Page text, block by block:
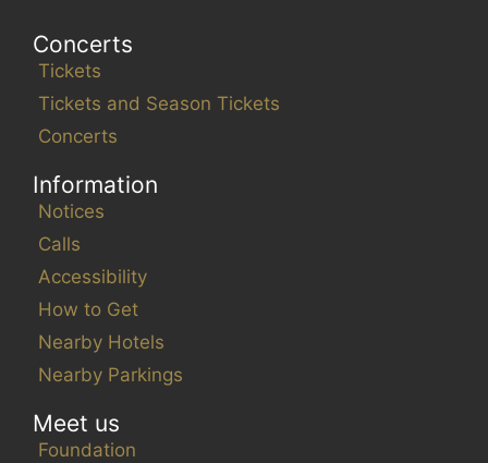
Concerts
Tickets
Tickets and Season Tickets
Concerts
Information
Notices
Calls
Accessibility
How to Get
Nearby Hotels
Nearby Parkings
Meet us
Foundation